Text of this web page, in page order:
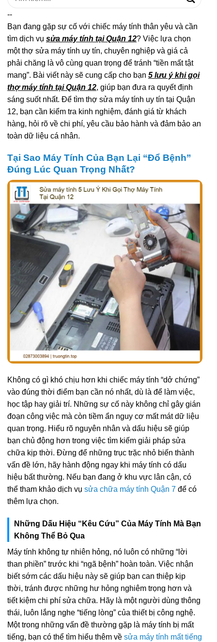
--
Bạn đang gặp sự cố với chiếc máy tính thân yêu và cần
tìm dịch vụ sửa máy tính tại Quận 12? Việc lựa chọn
một thợ sửa máy tính uy tín, chuyên nghiệp và giá cả
phải chăng là vô cùng quan trọng để tránh “tiền mất tật
mang”. Bài viết này sẽ cung cấp cho bạn 5 lưu ý khi gọi
thợ máy tính tại Quận 12, giúp bạn đưa ra quyết định
sáng suốt nhất. Để tìm thợ sửa máy tính uy tín tại Quận
12, bạn cần kiểm tra kinh nghiệm, đánh giá từ khách
hàng, hỏi rõ về chi phí, yêu cầu bảo hành và đảm bảo an
toàn dữ liệu cá nhân.
Tại Sao Máy Tính Của Bạn Lại “Đổ Bệnh”
Đúng Lúc Quan Trọng Nhất?
Không có gì khó chịu hơn khi chiếc máy tính “dở chứng”
vào đúng thời điểm bạn cần nó nhất, dù là để làm việc,
học tập hay giải trí. Những sự cố này không chỉ gây gián
đoạn công việc mà còn tiềm ẩn nguy cơ mất mát dữ liệu
quan trọng. Hiểu rõ nguyên nhân và dấu hiệu sẽ giúp
bạn chủ động hơn trong việc tìm kiếm giải pháp sửa
chữa kịp thời. Đừng để những trục trặc nhỏ biến thành
vấn đề lớn, hãy hành động ngay khi máy tính có dấu
hiệu bất thường. Nếu bạn đang ở khu vực lân cận, có
thể tham khảo dịch vụ sửa chữa máy tính Quận 7 để có
thêm lựa chọn.
Những Dấu Hiệu “Kêu Cứu” Của Máy Tính Mà Bạn
Không Thể Bỏ Qua
Máy tính không tự nhiên hỏng, nó luôn có những “lời
than phiền” trước khi “ngã bệnh” hoàn toàn. Việc nhận
biết sớm các dấu hiệu này sẽ giúp bạn can thiệp kịp
thời, tránh được những hư hỏng nghiêm trọng hơn và
tiết kiệm chi phí sửa chữa. Hãy là một người dùng thông
thái, luôn lắng nghe “tiếng lòng” của thiết bị công nghệ.
Một trong những vấn đề thường gặp là máy tính bị mất
tiếng, bạn có thể tìm hiểu thêm về sửa máy tính mất tiếng